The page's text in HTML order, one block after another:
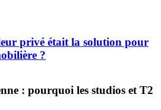
privé était la solution pour
?
: pourquoi les studios et T2